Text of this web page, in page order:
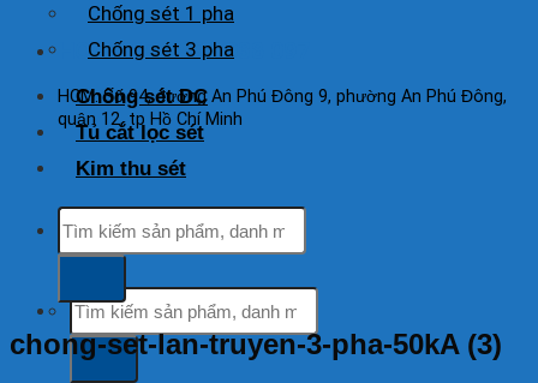
HOTLINE: 0925 038 097
HCM: Số 94, đường An Phú Đông 9, phường An Phú Đông,
quận 12, tp Hồ Chí Minh
Hỗ trợ khách hàng
tổng đài miễn phí
Tìm
kiếm:
Chống sét 1 pha
Chống sét 3 pha
Chống sét DC
Tủ cắt lọc sét
Kim thu sét
Tìm
kiếm:
chong-set-lan-truyen-3-pha-50kA (3)